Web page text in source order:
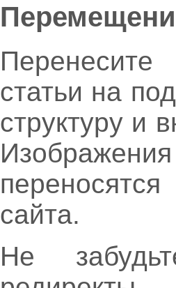
Перенесите
статьи на
структуру и
сайта.
Не